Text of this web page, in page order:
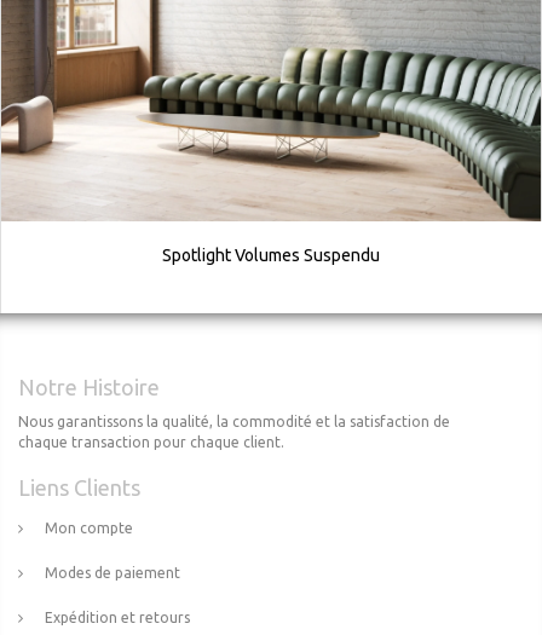
Spotlight Volumes Suspendu
Notre Histoire
Nous garantissons la qualité, la commodité et la satisfaction de
chaque transaction pour chaque client.
Liens Clients
Mon compte
Modes de paiement
Expédition et retours